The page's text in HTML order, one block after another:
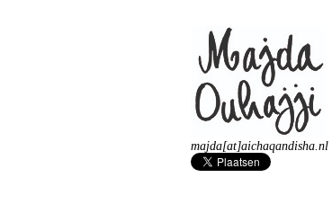
majda[at]aichaqandisha.nl